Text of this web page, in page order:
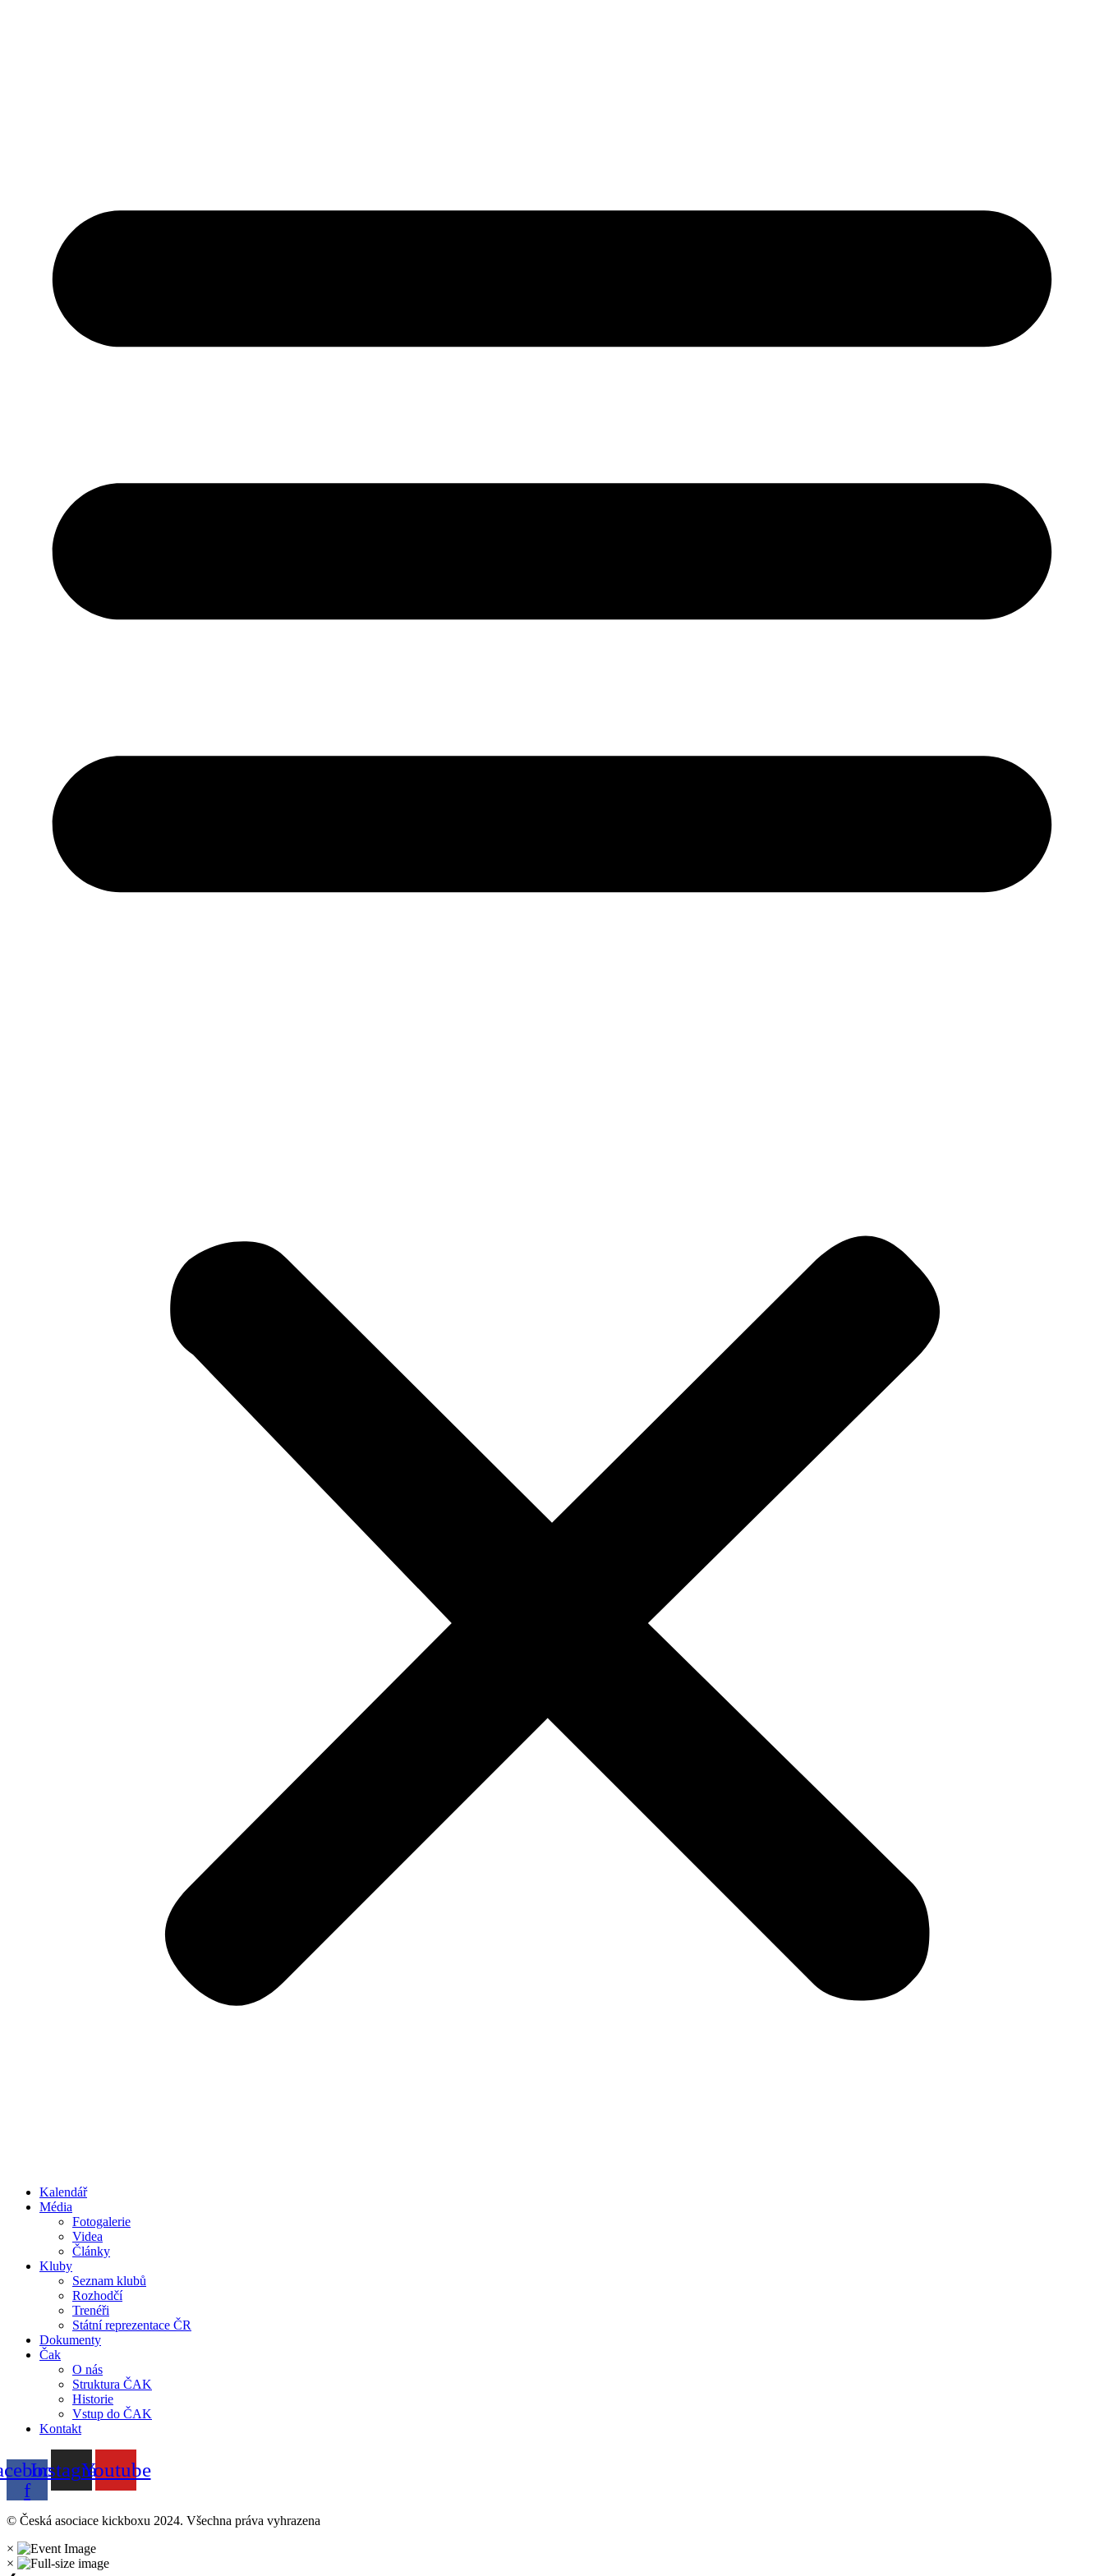
Kalendář
Média
Fotogalerie
Videa
Články
Kluby
Seznam klubů
Rozhodčí
Trenéři
Státní reprezentace ČR
Dokumenty
Čak
O nás
Struktura ČAK
Historie
Vstup do ČAK
Kontakt
f
InstagramYoutube
© Česká asociace kickboxu 2024. Všechna práva vyhrazena
×
×